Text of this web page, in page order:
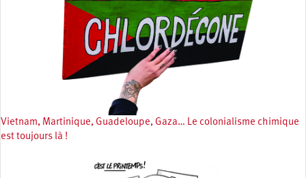
Vietnam, Martinique, Guadeloupe, Gaza… Le colonialisme chimique
est toujours là !